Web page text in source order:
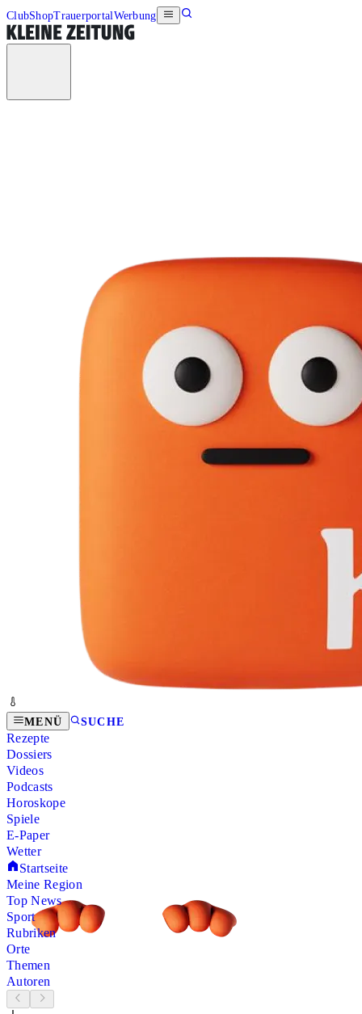
ClubShopTrauerportalWerbung
MENÜ SUCHE
Rezepte
Dossiers
Videos
Podcasts
Horoskope
Spiele
E-Paper
Wetter
Startseite
Meine Region
Top News
Sport
Rubriken
Orte
Themen
Autoren